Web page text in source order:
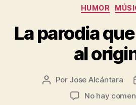
HUMOR
La parodia
al
Autor
Por Jose Alcántara
No hay